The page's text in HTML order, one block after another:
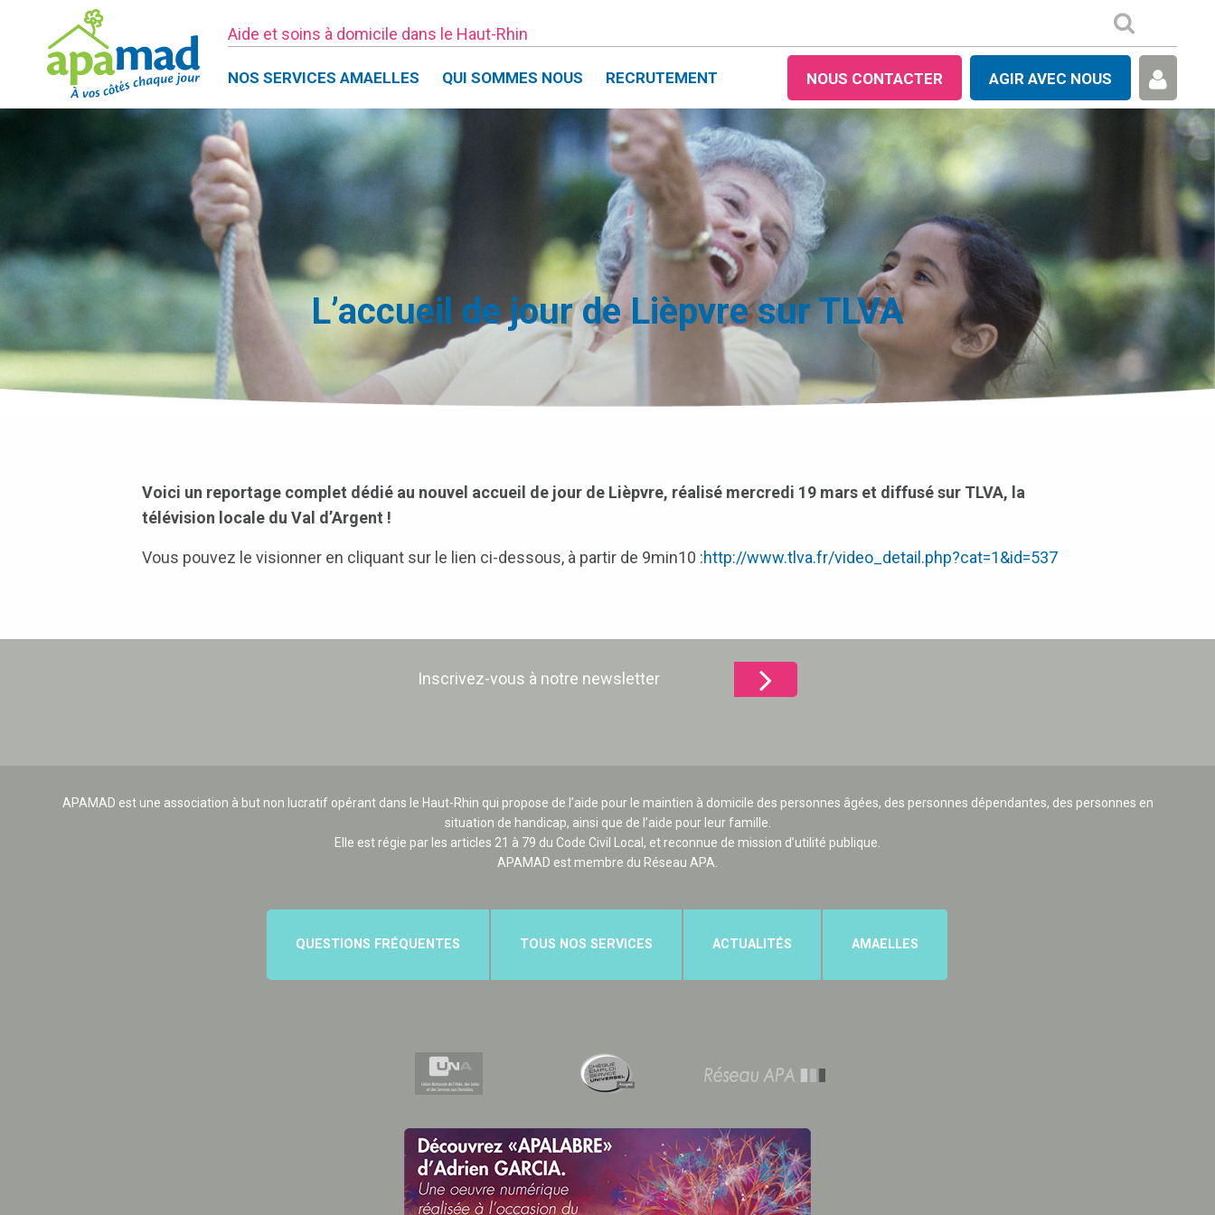
Aide et soins à domicile dans le Haut-Rhin
NOS SERVICES AMAELLES QUI SOMMES NOUS RECRUTEMENT NOUS CONTACTER AGIR AVEC NOUS
L’accueil de jour de Lièpvre sur TLVA
Voici un reportage complet dédié au nouvel accueil de jour de Lièpvre, réalisé mercredi 19 mars et diffusé sur TLVA, la
télévision locale du Val d’Argent !
Vous pouvez le visionner en cliquant sur le lien ci-dessous, à partir de 9min10 :http://www.tlva.fr/video_detail.php?cat=1&id=537
Inscrivez-vous à notre newsletter
APAMAD est une association à but non lucratif opérant dans le Haut-Rhin qui propose de l’aide pour le maintien à domicile des personnes âgées, des personnes dépendantes, des personnes en
situation de handicap, ainsi que de l’aide pour leur famille.
Elle est régie par les articles 21 à 79 du Code Civil Local, et reconnue de mission d’utilité publique.
APAMAD est membre du Réseau APA.
QUESTIONS FRÉQUENTES TOUS NOS SERVICES ACTUALITÉS AMAELLES